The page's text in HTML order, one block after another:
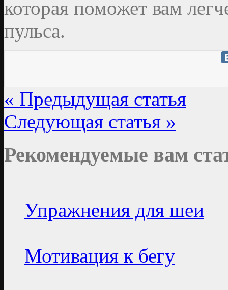
которая поможет вам
пульса.
« Предыдущая статья
Следующая статья »
Рекомендуемые вам
Упражнения для шеи
Мотивация к бегу